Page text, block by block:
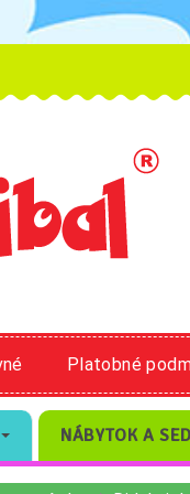
Platobné
NÁBYTOK A